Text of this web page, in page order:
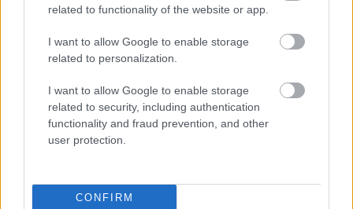
related to functionality of the website or app.
I want to allow Google to enable storage
related to personalization.
I want to allow Google to enable storage
related to security, including authentication
functionality and fraud prevention, and other
user protection.
CONFIRM